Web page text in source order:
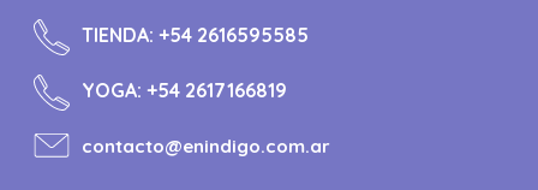
TIENDA:+54 2616595585
YOGA:+54 2617166819
contacto@enindigo.com.ar